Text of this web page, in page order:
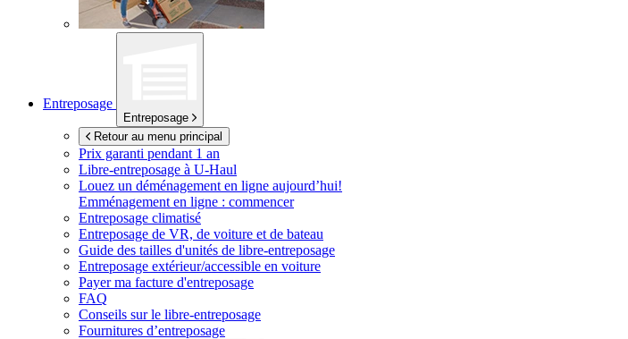
Entreposage
Entreposage
Retour au menu principal
Prix garanti pendant 1 an
Libre-entreposage à U-Haul
Louez un déménagement en ligne aujourd’hui!
Emménagement en ligne : commencer
Entreposage climatisé
Entreposage de VR, de voiture et de bateau
Guide des tailles d'unités de libre-entreposage
Entreposage extérieur/accessible en voiture
Payer ma facture d'entreposage
FAQ
Conseils sur le libre-entreposage
Fournitures d’entreposage